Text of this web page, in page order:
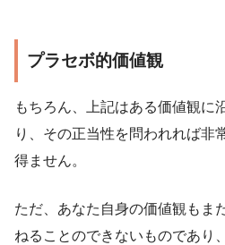
プラセボ的価値観
もちろん、上記はある価値観に
り、その正当性を問われれば非
得ません。
ただ、あなた自身の価値観もま
ねることのできないものであり